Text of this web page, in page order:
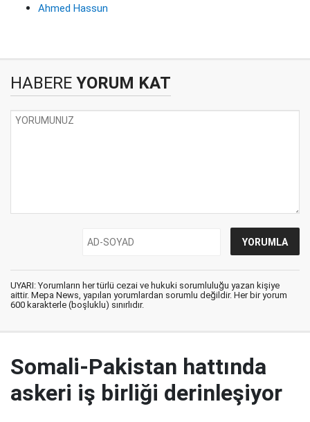
Ahmed Hassun
HABERE YORUM KAT
UYARI: Yorumların her türlü cezai ve hukuki sorumluluğu yazan kişiye
aittir. Mepa News, yapılan yorumlardan sorumlu değildir. Her bir yorum
600 karakterle (boşluklu) sınırlıdır.
Somali-Pakistan hattında
askeri iş birliği derinleşiyor